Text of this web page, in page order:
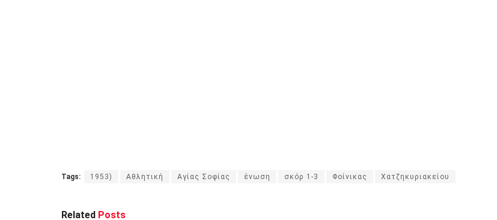
Tags: 1953) Aθλητική Αγίας Σοφίας ένωση σκόρ 1-3 Φοίνικας Χατζηκυριακείου
Related Posts